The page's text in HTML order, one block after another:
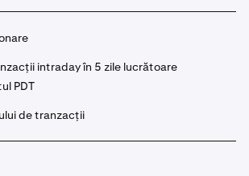
intraday în 5 zile lucrătoare
PDT
de tranzacții